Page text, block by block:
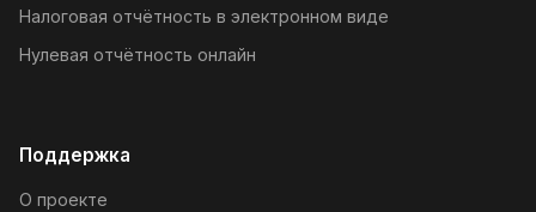
Налоговая отчётность в электронном виде
Нулевая отчётность онлайн
Поддержка
О проекте